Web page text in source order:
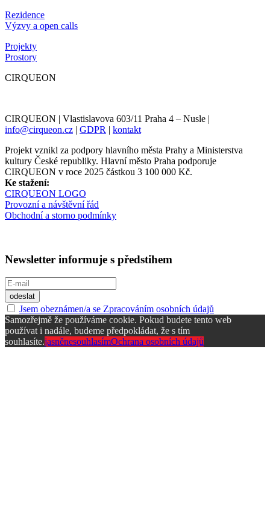
Rezidence
Výzvy a open calls
Projekty
Prostory
CIRQUEON
CIRQUEON | Vlastislavova 603/11 Praha 4 – Nusle |
info@cirqueon.cz | GDPR | kontakt
Projekt vznikl za podpory hlavního města Prahy a Ministerstva
kultury České republiky. Hlavní město Praha podporuje
CIRQUEON v roce 2025 částkou 3 100 000 Kč.
Ke stažení:
CIRQUEON LOGO
Provozní a návštěvní řád
Obchodní a storno podmínky
Newsletter informuje s předstihem
Jsem obeznámen/a se Zpracováním osobních údajů
Samozřejmě že používáme cookie. Pokud budete tento web
používat i nadále, budeme předpokládat, že s tím
souhlasíte.jasněnesouhlasímOchrana osobních údajů